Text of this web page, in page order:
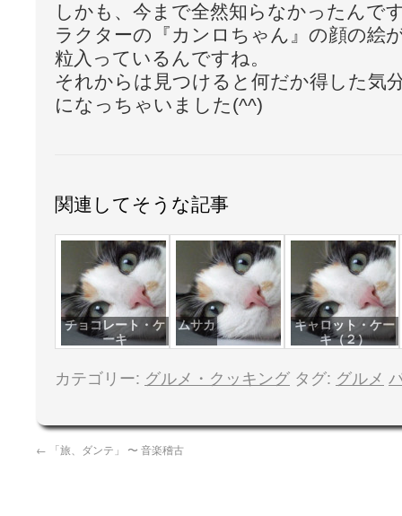
しかも、今まで全然知らなかったんで
ラクターの『カンロちゃん』の顔の絵
粒入っているんですね。
それからは見つけると何だか得した気
になっちゃいました(^^)
関連してそうな記事
チョコレート・ケ
ーキ
ムサカ
キャロット・ケー
キ（２）
カテゴリー: グルメ・クッキング タグ: グルメ
← 「旅、ダンテ」 〜 音楽稽古